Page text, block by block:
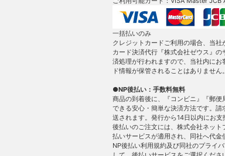
一括払いのみ
クレジットカードご利用の場合、当社
カード決済代行『株式会社ゼウス』の
済処理が行われますので、当社内にお
ド情報が保管されることはありません。
●NP後払い：手数料無料
商品の到着後に、『コンビニ』『郵便
できる安心・簡単な決済方法です。請
送されます。発行から14日以内にお支
後払いのご注文には、株式会社ネット
払いサービスが適用され、同社へ代金
NP後払い利用規約及び同社のプライ